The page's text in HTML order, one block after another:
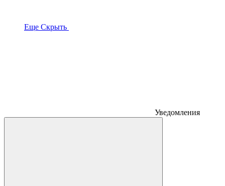
Еще Скрыть
Уведомления